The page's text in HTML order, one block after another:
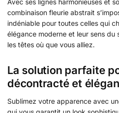
combinaison fleurie abstrait
indéniable pour toutes celles qui
élégance moderne et leur sens du
les têtes où que vous alliez.
La solution parfaite
décontracté et
Sublimez votre apparence avec